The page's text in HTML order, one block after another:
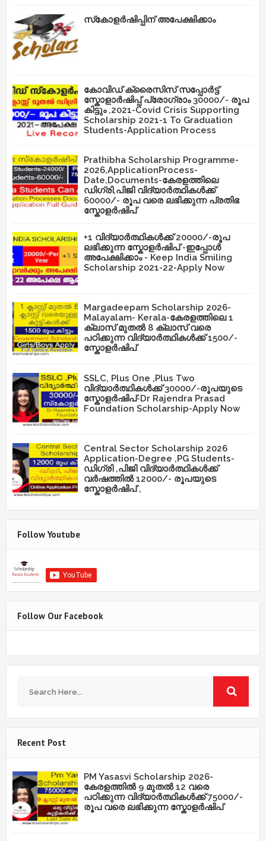
സ്‌കോളർഷിപ്പിന് അപേക്ഷിക്കാം
കോവിഡ് ക്രൈസിസ് സപ്പോർട്ട്
സ്കോളാർഷിപ്പ് പ്രോഗ്രാം 30000/- രൂപ
കിട്ടും ,2021-Covid Crisis Supporting
Scholarship 2021-1 To Graduation
Students-Application Process
Prathibha Scholarship Programme-
2026,ApplicationProcess-
Date,Documents-കേരളത്തിലെ
ഡിഗ്രി,പിജി വിദ്യാർത്ഥികൾക്ക്
60000/- രൂപ വരെ ലഭിക്കുന്ന പ്രതിഭ
സ്കോളർഷിപ്
+1 വിദ്യാർത്ഥികൾക്ക് 20000/-രൂപ
ലഭിക്കുന്ന സ്കോളർഷിപ് -ഇപ്പോൾ
അപേക്ഷിക്കാം - Keep India Smiling
Scholarship 2021-22-Apply Now
Margadeepam Scholarship 2026-
Malayalam- Kerala-കേരളത്തിലെ 1
ക്ലാസ് മുതൽ 8 ക്ലാസ് വരെ
പഠിക്കുന്ന വിദ്യാർത്ഥികൾക്ക് 1500/-
സ്കോളർഷിപ്
SSLC, Plus One ,Plus Two
വിദ്യാർത്ഥികൾക്ക് 30000/-രൂപയുടെ
സ്കോളർഷിപ്-Dr Rajendra Prasad
Foundation Scholarship-Apply Now
Central Sector Scholarship 2026
Application-Degree ,PG Students-
ഡിഗ്രി ,പിജി വിദ്യാർത്ഥികൾക്ക്
വർഷത്തിൽ 12000/- രൂപയുടെ
സ്കോളർഷിപ് ,
Follow Youtube
Follow Our Facebook
Recent Post
PM Yasasvi Scholarship 2026-
കേരളത്തിൽ 9 മുതൽ 12 വരെ
പഠിക്കുന്ന വിദ്യാർത്ഥികൾക്ക് 75000/-
രൂപ വരെ ലഭിക്കുന്ന സ്കോളർഷിപ്